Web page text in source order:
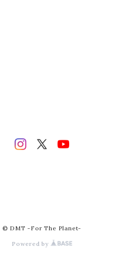
© DMT -For The Planet-
Powered by